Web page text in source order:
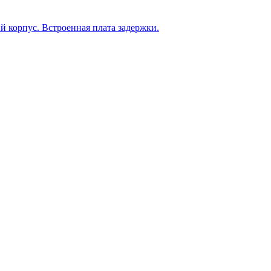
корпус. Встроенная плата задержки.